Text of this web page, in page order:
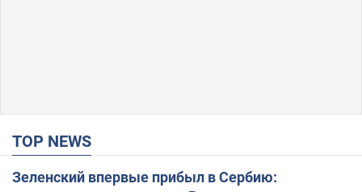
TOP NEWS
Зеленский впервые прибыл в Сербию: